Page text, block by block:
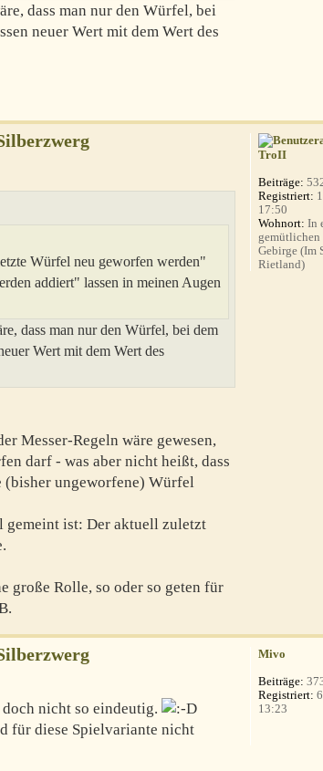
dass man nur den Würfel, bei
neuer Wert mit dem Wert des
Würfel neu geworfen werden"
addiert" lassen in meinen Augen
dass man nur den Würfel, bei dem
Wert mit dem Wert des
Messer-Regeln wäre gewesen,
darf - was aber nicht heißt, dass
(bisher ungeworfene) Würfel
gemeint ist: Der aktuell zuletzt
große Rolle, so oder so geten für
TroII
Beiträge:
Registriert:
17:50
Wohnort: In
gemütlichen
Gebirge (Im
Rietland)
nicht so eindeutig.
für diese Spielvariante nicht
Mivo
Beiträge:
Registriert:
13:23